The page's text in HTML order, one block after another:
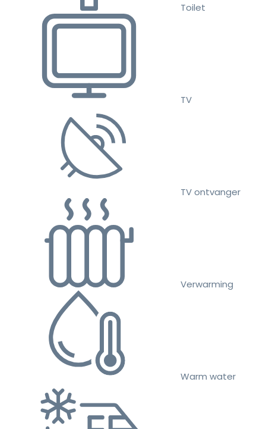
Toilet
TV
TV ontvanger
Verwarming
Warm water